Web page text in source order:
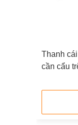
Thanh
cần cẩu